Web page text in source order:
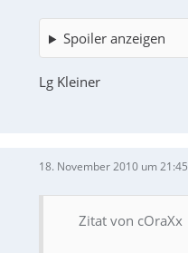
Spoiler anzeigen
Lg Kleiner
18. November 2010 um 21:45
Zitat von cOraXx